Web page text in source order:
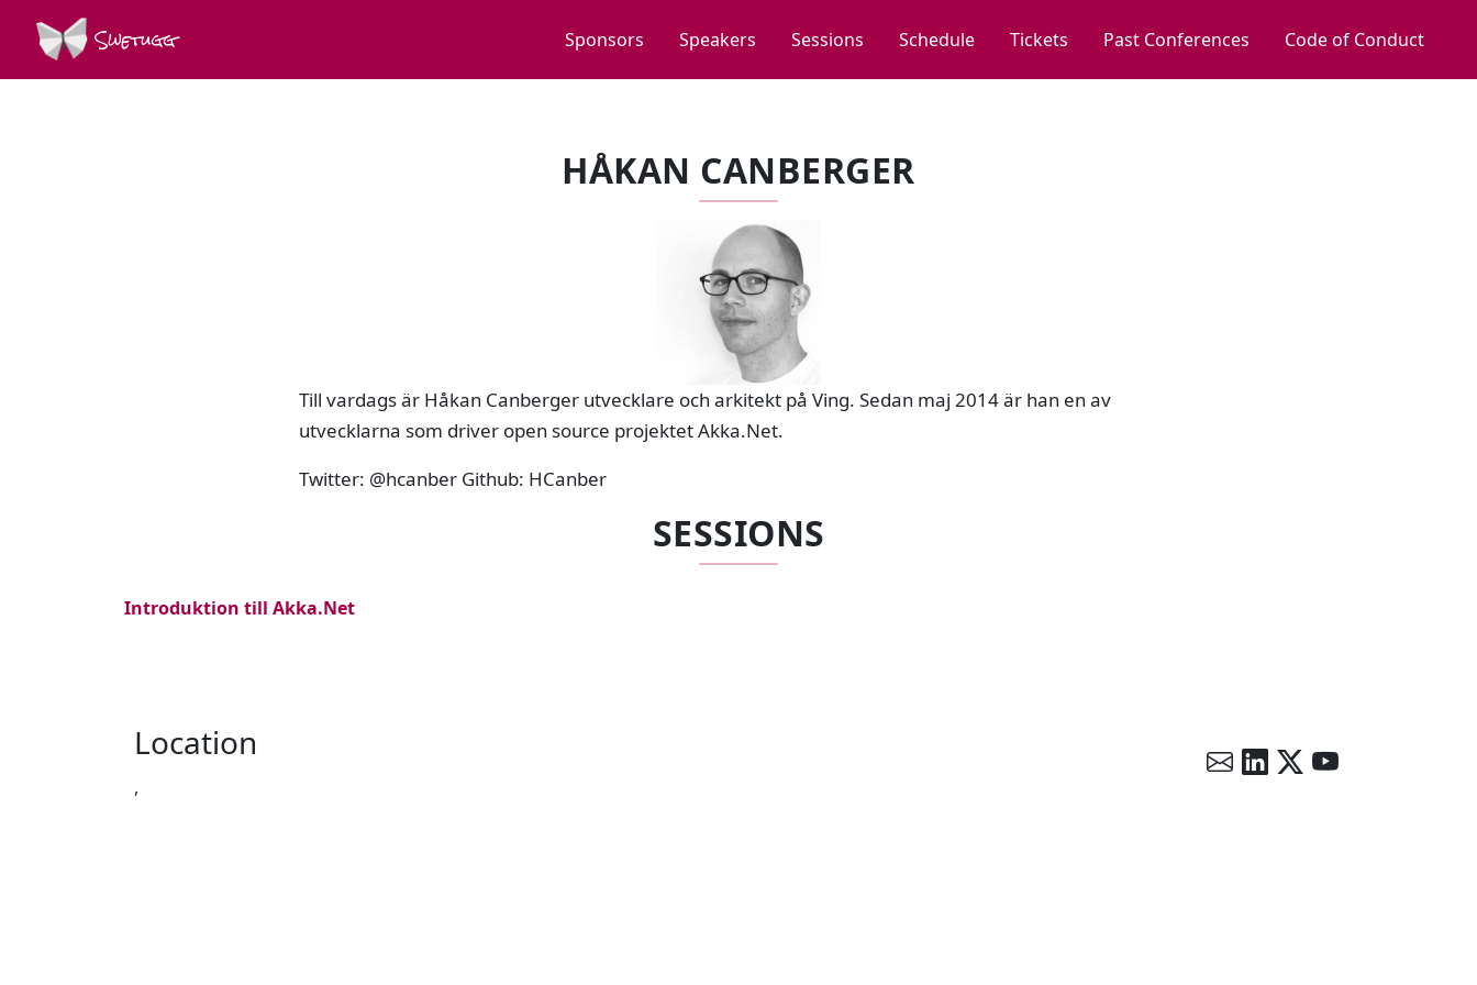
Swetugg Sponsors Speakers Sessions Schedule Tickets Past Conferences Code of Conduct
HÅKAN CANBERGER
Till vardags är Håkan Canberger utvecklare och arkitekt på Ving. Sedan maj 2014 är han en av
utvecklarna som driver open source projektet Akka.Net.
Twitter: @hcanber Github: HCanber
SESSIONS
Introduktion till Akka.Net
Location
,